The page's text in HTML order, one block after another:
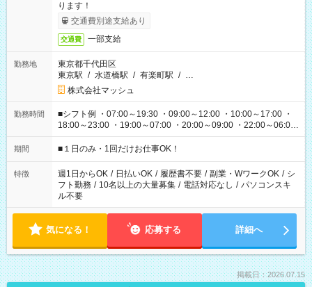
ります！
交通費別途支給あり
交通費 一部支給
勤務地
東京都千代田区
東京駅 / 水道橋駅 / 有楽町駅 / …
株式会社マッシュ
勤務時間
■シフト例 ・07:00～19:30 ・09:00～12:00 ・10:00～17:00 ・
18:00～23:00 ・19:00～07:00 ・20:00～09:00 ・22:00～06:00
etc ★最短で3時間で5,120円のお仕事から 15時間で2万円近く稼
げるお仕事も！ ご希望のお時間に合わせてご紹介！ ※シフトは
ください！
期間 ■１日のみ・1回だけお仕事OK！
特徴 週1日からOK / 日払いOK / 履歴書不要 / 副業・WワークOK / シ
フト勤務 / 10名以上の大量募集 / 電話対応なし / パソコンスキ
ル不要
気になる！ 応募する 詳細へ
掲載日：2026.07.15